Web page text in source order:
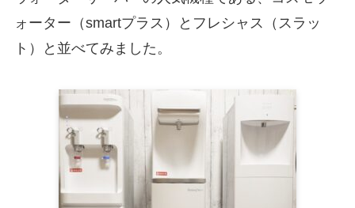
ォーター（smartプラス）とフレシャス（スラッ
ト）と並べてみました。